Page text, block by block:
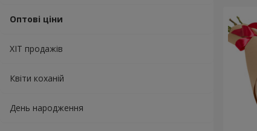
Оптові ціни
ХІТ продажів
Квіти коханій
День народження